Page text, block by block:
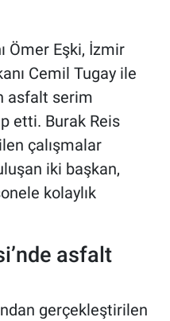
Ömer Eşki, İzmir
Cemil Tugay ile
asfalt serim
etti. Burak Reis
çalışmalar
iki başkan,
kolaylık
asfalt
gerçekleştirilen